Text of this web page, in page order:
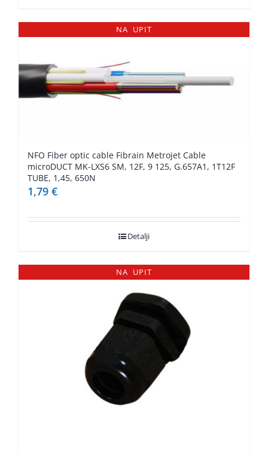
NA UPIT
NFO Fiber optic cable Fibrain Metrojet Cable
microDUCT MK-LXS6 SM, 12F, 9 125, G.657A1, 1T12F
TUBE, 1,45, 650N
1,79 €
Detalji
NA UPIT